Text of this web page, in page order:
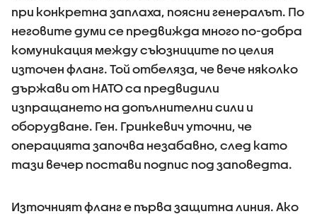
при конкретна заплаха, поясни генералът. По
неговите думи се предвижда много по-добра
комуникация между съюзниците по целия
източен фланг. Той отбеляза, че вече няколко
държави от НАТО са предвидили
изпращането на допълнителни сили и
оборудване. Ген. Гринкевич уточни, че
операцията започва незабавно, след като
тази вечер постави подпис под заповедта.
Източният фланг е първа защитна линия. Ако